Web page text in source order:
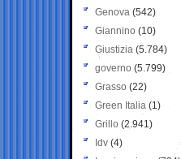
Genova (542)
Giannino (10)
Giustizia (5.784)
governo (5.799)
Grasso (22)
Green Italia (1)
Grillo (2.941)
Idv (4)